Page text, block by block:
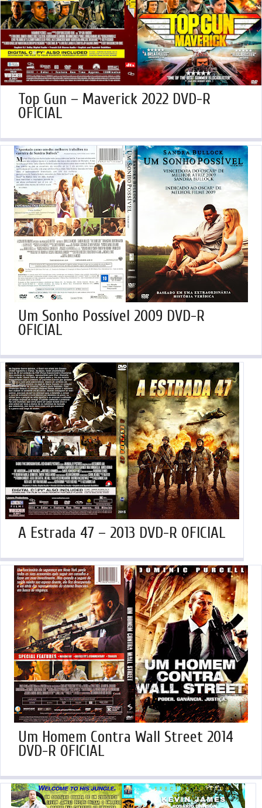
Top Gun – Maverick 2022 DVD-R
OFICIAL
Um Sonho Possível 2009 DVD-R
OFICIAL
A Estrada 47 – 2013 DVD-R OFICIAL
Um Homem Contra Wall Street 2014
DVD-R OFICIAL